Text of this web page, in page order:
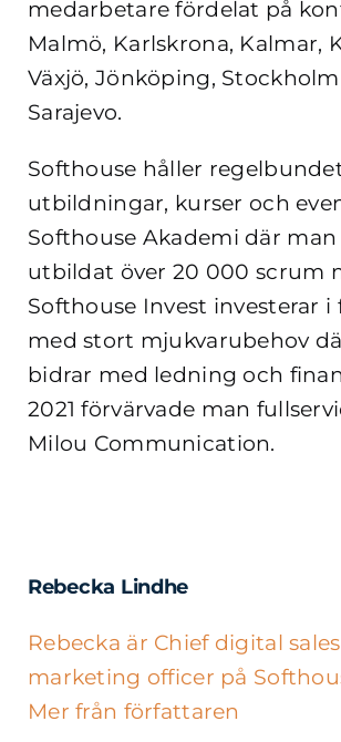
medarbetare fördelat på
Malmö, Karlskrona, Kalmar,
Växjö, Jönköping,
Sarajevo.
Softhouse håller
utbildningar, kurser och
Softhouse Akademi där
utbildat över 20 000 scrum
Softhouse Invest investerar i
med stort mjukvarubehov
bidrar med ledning och
2021 förvärvade man
Milou Communication.
Rebecka Lindhe
Rebecka är Chief digital
marketing officer på
Mer från författaren